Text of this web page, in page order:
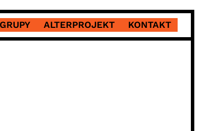
GRUPY ALTERPROJEKT KONTAKT